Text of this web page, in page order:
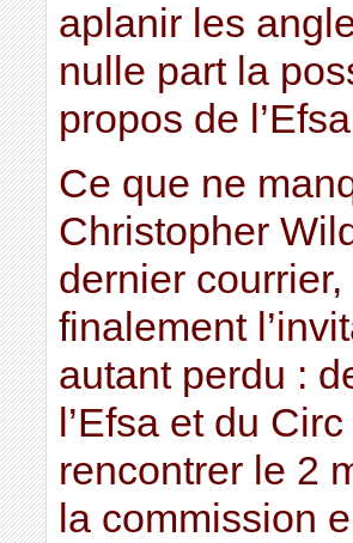
aplanir les
nulle part la
propos de
Ce que ne
Christopher
dernier
finalement
autant perdu :
l’Efsa et du
rencontrer le 2
la commission